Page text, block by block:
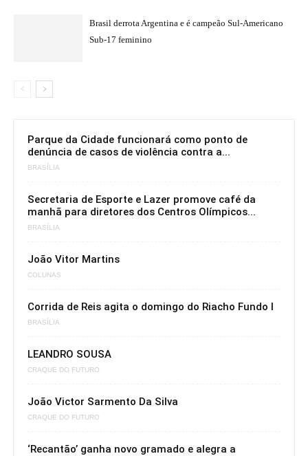
Brasil derrota Argentina e é campeão Sul-Americano
Sub-17 feminino
Parque da Cidade funcionará como ponto de
denúncia de casos de violência contra a...
BRASÍLIA
Secretaria de Esporte e Lazer promove café da
manhã para diretores dos Centros Olímpicos...
BRASÍLIA
João Vitor Martins
COLUNAS
Corrida de Reis agita o domingo do Riacho Fundo I
BRASÍLIA
LEANDRO SOUSA
CRAQUE DO FUTURO
João Victor Sarmento Da Silva
CRAQUE DO FUTURO
‘Recantão’ ganha novo gramado e alegra a